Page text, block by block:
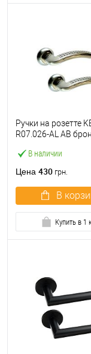
В наличии
Ручки на розетте
R07.026-AL AB
Цена 430 грн.
В
Купить в 1